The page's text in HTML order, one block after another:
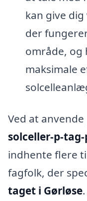
kan give
der
område, og
maksimale
Ved at
solceller-p-
indhente flere
fagfolk, der
taget i Gørløse